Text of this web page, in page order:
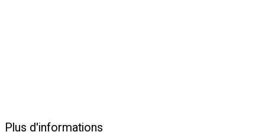
Plus d'informations